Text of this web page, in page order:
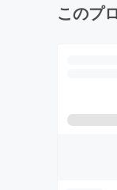
このプ